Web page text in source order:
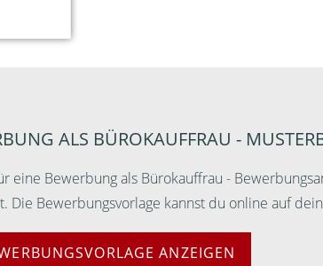
ALS BÜROKAUFFRAU -
eine Bewerbung als Bürokauffrau -
Die Bewerbungsvorlage kannst du online auf
ANZEIGEN